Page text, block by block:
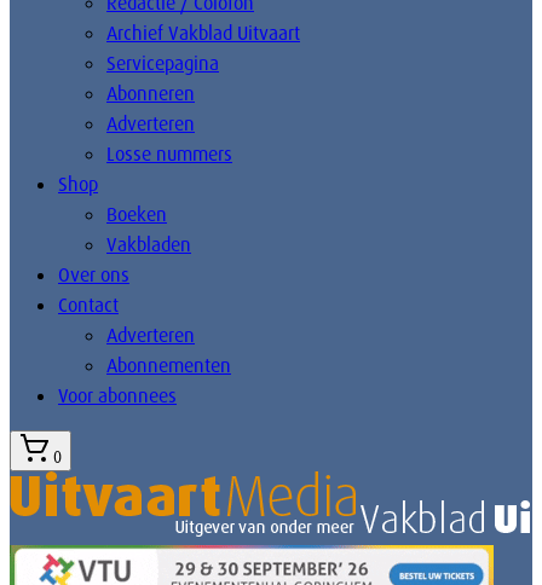
Archief Vakblad Uitvaart
Servicepagina
Abonneren
Adverteren
Losse nummers
Shop
Boeken
Vakbladen
Over ons
Contact
Adverteren
Abonnementen
Voor abonnees
0